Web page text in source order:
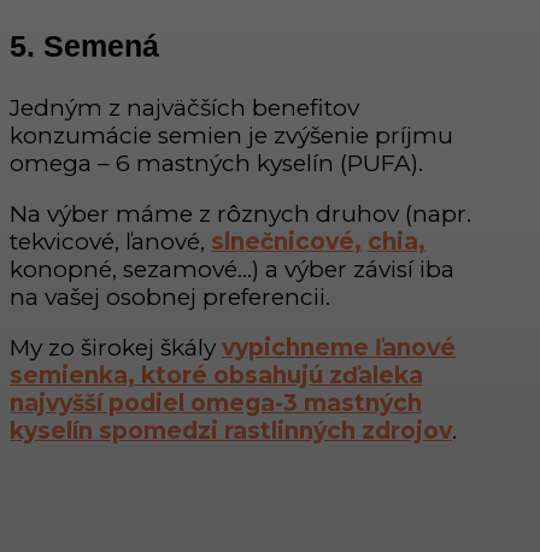
5. Semená
Jedným z najväčších benefitov
konzumácie semien je zvýšenie príjmu
omega – 6 mastných kyselín (PUFA).
Na výber máme z rôznych druhov (napr.
tekvicové, ľanové, slnečnicové, chia,
konopné, sezamové…) a výber závisí iba
na vašej osobnej preferencii.
My zo širokej škály vypichneme ľanové
semienka, ktoré obsahujú zďaleka
najvyšší podiel omega-3 mastných
kyselín spomedzi rastlinných zdrojov.